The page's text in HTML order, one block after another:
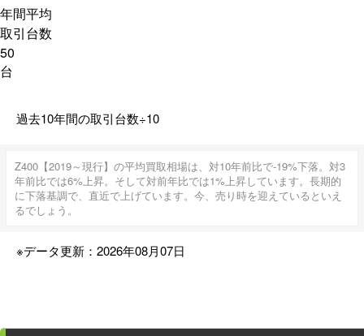
年間平均
取引台数
50
台
過去10年間の取引台数÷10
Z400【2019～現行】の平均買取相場は、対10年前比で-19%下落。対3
年前比では6%上昇。そして対前年比では1%上昇しています。長期的
に下落基調で、直近で上げています。今、売り時を迎えているといえ
るでしょう。
※データ更新：2026年08月07日